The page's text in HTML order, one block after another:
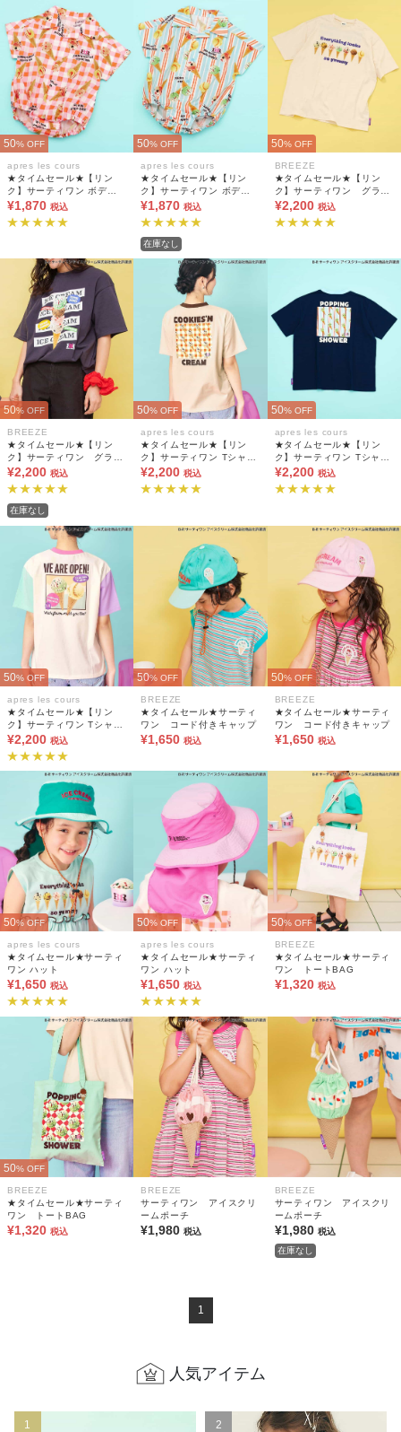
50% OFF
apres les cours
★タイムセール★【リン
ク】サーティワン ボディ
ースーツ
¥1,870 税込
50% OFF
apres les cours
★タイムセール★【リン
ク】サーティワン ボディ
ースーツ
¥1,870 税込
在庫なし
50% OFF
BREEZE
★タイムセール★【リン
ク】サーティワン グラフ
ィックアートTシャツ(大人
サイズ）
¥2,200 税込
50% OFF
BREEZE
★タイムセール★【リン
ク】サーティワン グラフ
ィックアートTシャツ(大人
サイズ）
¥2,200 税込
在庫なし
50% OFF
apres les cours
★タイムセール★【リン
ク】サーティワン Tシャツ
(大人)
¥2,200 税込
50% OFF
apres les cours
★タイムセール★【リン
ク】サーティワン Tシャツ
(大人)
¥2,200 税込
50% OFF
apres les cours
★タイムセール★【リン
ク】サーティワン Tシャツ
(大人)
¥2,200 税込
50% OFF
BREEZE
★タイムセール★サーティ
ワン コード付きキャップ
¥1,650 税込
50% OFF
BREEZE
★タイムセール★サーティ
ワン コード付きキャップ
¥1,650 税込
50% OFF
apres les cours
★タイムセール★サーティ
ワン ハット
¥1,650 税込
50% OFF
apres les cours
★タイムセール★サーティ
ワン ハット
¥1,650 税込
50% OFF
BREEZE
★タイムセール★サーティ
ワン トートBAG
¥1,320 税込
50% OFF
BREEZE
★タイムセール★サーティ
ワン トートBAG
¥1,320 税込
BREEZE
サーティワン アイスクリ
ームポーチ
¥1,980税込
BREEZE
サーティワン アイスクリ
ームポーチ
¥1,980 税込
在庫なし
1
人気アイテム
1 2